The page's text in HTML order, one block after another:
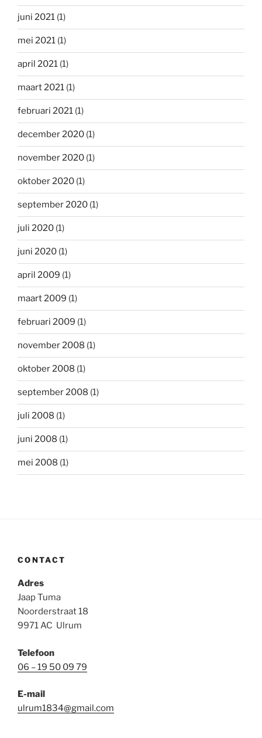
juni 2021 (1)
mei 2021 (1)
april 2021 (1)
maart 2021 (1)
februari 2021 (1)
december 2020 (1)
november 2020 (1)
oktober 2020 (1)
september 2020 (1)
juli 2020 (1)
juni 2020 (1)
april 2009 (1)
maart 2009 (1)
februari 2009 (1)
november 2008 (1)
oktober 2008 (1)
september 2008 (1)
juli 2008 (1)
juni 2008 (1)
mei 2008 (1)
CONTACT
Adres
Jaap Tuma
Noorderstraat 18
9971 AC Ulrum
Telefoon
06 – 19 50 09 79
E-mail
ulrum1834@gmail.com